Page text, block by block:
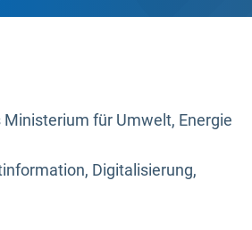
für Umwelt, Energie
Digitalisierung,